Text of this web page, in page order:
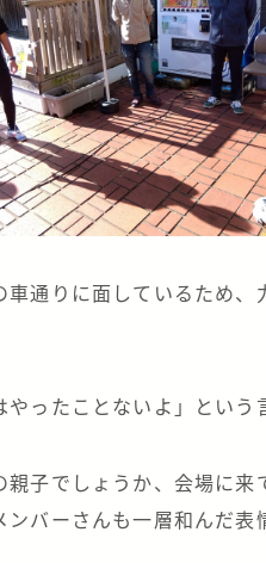
車通りに面しているため
やったことないよ」とい
親子でしょうか、会場に
ンバーさんも一層和んだ表